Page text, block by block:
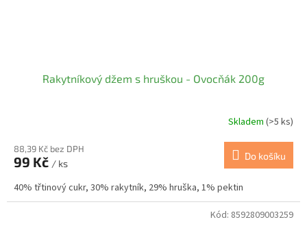
Rakytníkový džem s hruškou - Ovocňák 200g
Skladem (>5 ks)
88,39 Kč bez DPH
99 Kč / ks
Do košíku
40% třtinový cukr, 30% rakytník, 29% hruška, 1% pektin
Kód: 8592809003259